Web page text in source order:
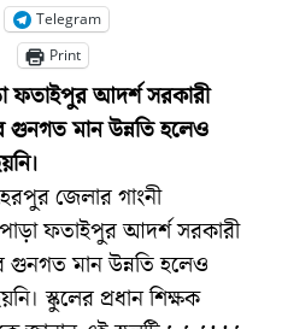
Telegram
Print
ফতাইপুর আদর্শ সরকারী
গুনগত মান উন্নতি হলেও
জেলার গাংনী
ফতাইপুর আদর্শ সরকারী
গুনগত মান উন্নতি হলেও
স্কুলের প্রধান শিক্ষক